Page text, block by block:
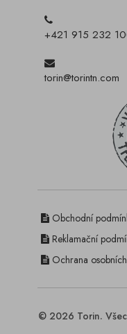
+421 915 232
torin@torintn.com
Obchodní
Reklamační
Ochrana
© 2026 Torin.